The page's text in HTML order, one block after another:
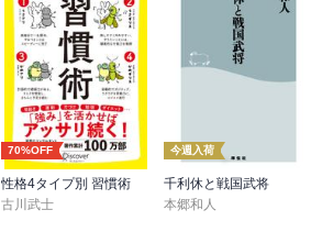
70%OFF
性格4タイプ別 習慣術
古川武士
今週入荷
千利休と戦国武将
本郷和人